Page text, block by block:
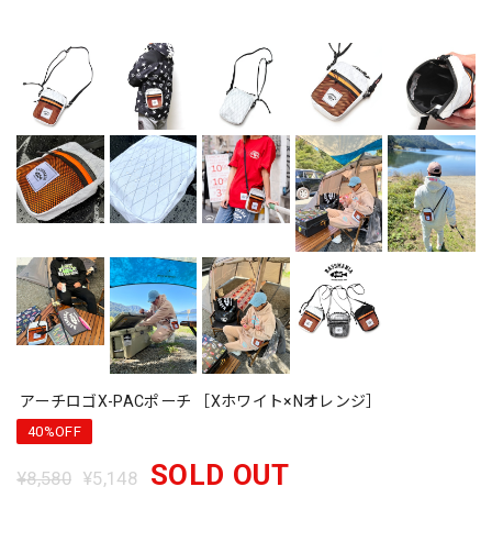
アーチロゴX-PACポーチ ［Xホワイト×Nオレンジ］
40%OFF
¥8,580 ¥5,148 SOLD OUT